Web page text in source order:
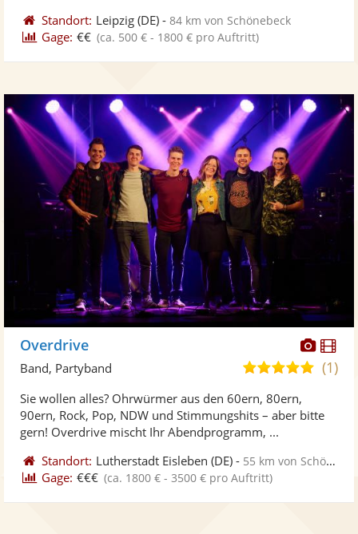
Standort: Leipzig (DE) -84 km von Schönebeck
Gage: €€ (ca. 500 € - 1800 € pro Auftritt)
Overdrive
4,8(1)
Band, Partyband
Sie wollen alles? Ohrwürmer aus den 60ern, 80ern,
90ern, Rock, Pop, NDW und Stimmungshits – aber bitte
gern! Overdrive mischt Ihr Abendprogramm, ...
Standort: Lutherstadt Eisleben (DE) - 55 km von Schönebeck
Gage: €€€ (ca. 1800 € - 3500 € pro Auftritt)